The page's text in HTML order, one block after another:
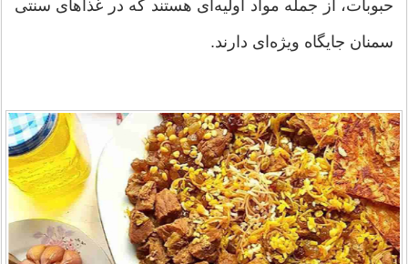
حبوبات، از جمله مواد اولیه‌ای هستند که در غذاهای سنتی
سمنان جایگاه ویژه‌ای دارند.